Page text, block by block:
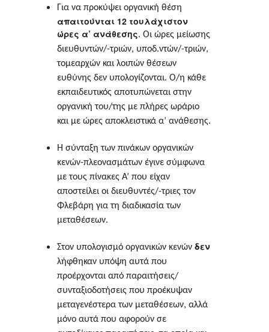
Για να προκύψει οργανική θέση
απαιτούνται 12 τουλάχιστον
ώρες α’ ανάθεσης. Οι ώρες μείωσης
διευθυντών/-τριών, υποδ.ντών/-τριών,
τομεαρχών και λοιπών θέσεων
ευθύνης δεν υπολογίζονται. Ο/η κάθε
εκπαιδευτικός αποτυπώνεται στην
οργανική του/της με πλήρες ωράριο
και με ώρες αποκλειστικά α’ ανάθεσης.
Η σύνταξη των πινάκων οργανικών
κενών-πλεονασμάτων έγινε σύμφωνα
με τους πίνακες Α’ που είχαν
αποστείλει οι διευθυντές/-τριες τον
Φλεβάρη για τη διαδικασία των
μεταθέσεων.
Στον υπολογισμό οργανικών κενών δεν
λήφθηκαν υπόψη αυτά που
προέρχονται από παραιτήσεις/
συνταξιοδοτήσεις που προέκυψαν
μεταγενέστερα των μεταθέσεων, αλλά
μόνο αυτά που αφορούν σε